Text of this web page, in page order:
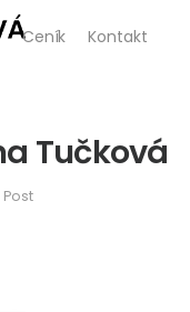
Ceník Kontakt
Tučková
Post